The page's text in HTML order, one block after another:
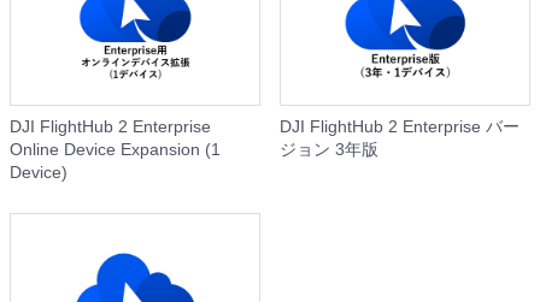
DJI FlightHub 2 Enterprise
Online Device Expansion (1
Device)
DJI FlightHub 2 Enterprise バー
ジョン 3年版